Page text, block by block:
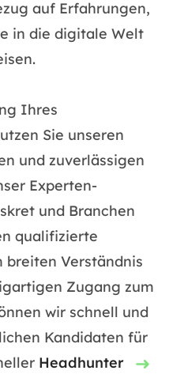
auf Erfahrungen,
in die digitale Welt
Ihres
Sie unseren
und zuverlässigen
Experten-
und Branchen
qualifizierte
breiten Verständnis
Zugang zum
wir schnell und
Kandidaten für
Headhunter